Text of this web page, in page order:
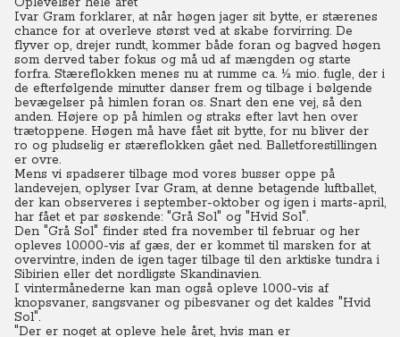
Ivar Gram forklarer, at når høgen jager sit bytte, er stærenes
chance for at overleve størst ved at skabe forvirring. De
flyver op, drejer rundt, kommer både foran og bagved høgen
som derved taber fokus og må ud af mængden og starte
forfra. Stæreflokken menes nu at rumme ca. ½ mio. fugle, der i
de efterfølgende minutter danser frem og tilbage i bølgende
bevægelser på himlen foran os. Snart den ene vej, så den
anden. Højere op på himlen og straks efter lavt hen over
trætoppene. Høgen må have fået sit bytte, for nu bliver der
ro og pludselig er stæreflokken gået ned. Balletforestillingen
er ovre.
Mens vi spadserer tilbage mod vores busser oppe på
landevejen, oplyser Ivar Gram, at denne betagende luftballet,
der kan observeres i september-oktober og igen i marts-april,
har fået et par søskende: "Grå Sol" og "Hvid Sol".
Den "Grå Sol" finder sted fra november til februar og her
opleves 10.000-vis af gæs, der er kommet til marsken for at
overvintre, inden de igen tager tilbage til den arktiske tundra i
Sibirien eller det nordligste Skandinavien.
I vintermånederne kan man også opleve 1000-vis af
knopsvaner, sangsvaner og pibesvaner og det kaldes "Hvid
Sol".
"Der er noget at opleve hele året, hvis man er